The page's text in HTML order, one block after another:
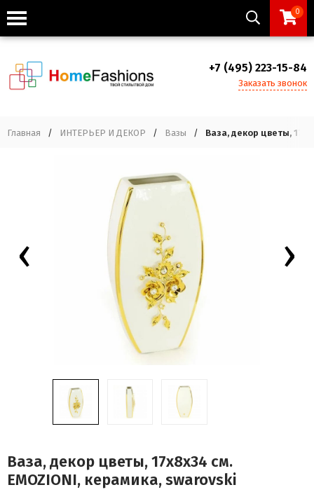
0
+7 (495) 223-15-84
Заказать звонок
Главная / ИНТЕРЬЕР И ДЕКОР / Вазы / Ваза, декор цветы,
‹ ›
Ваза, декор цветы, 17x8x34 см.
EMOZIONI, керамика, swarovski